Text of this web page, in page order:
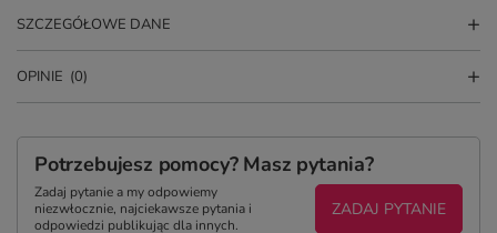
SZCZEGÓŁOWE DANE
OPINIE (0)
Potrzebujesz pomocy? Masz pytania?
Zadaj pytanie a my odpowiemy
niezwłocznie, najciekawsze pytania i
odpowiedzi publikując dla innych.
ZADAJ PYTANIE